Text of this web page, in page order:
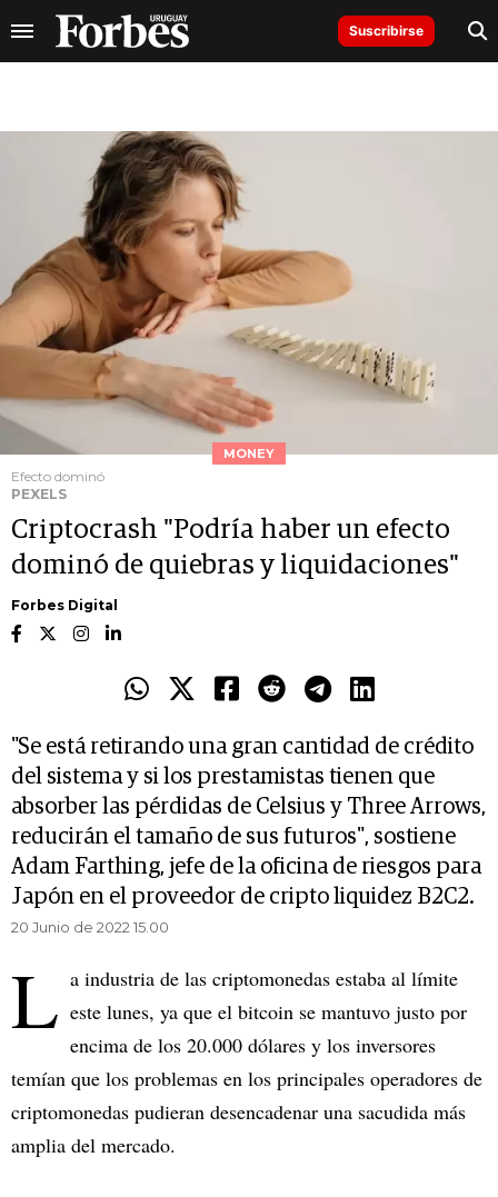
Suscribirse
MONEY
Efecto dominó
PEXELS
Criptocrash "Podría haber un efecto
dominó de quiebras y liquidaciones"
Forbes Digital
"Se está retirando una gran cantidad de crédito
del sistema y si los prestamistas tienen que
absorber las pérdidas de Celsius y Three Arrows,
reducirán el tamaño de sus futuros", sostiene
Adam Farthing, jefe de la oficina de riesgos para
Japón en el proveedor de cripto liquidez B2C2.
20 Junio de 2022 15.00
L a industria de las criptomonedas estaba al límite
este lunes, ya que el bitcoin se mantuvo justo por
encima de los 20.000 dólares y los inversores
temían que los problemas en los principales operadores de
criptomonedas pudieran desencadenar una sacudida más
amplia del mercado.